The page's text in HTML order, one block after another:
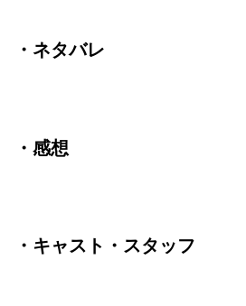
・ネタバレ
・感想
・キャスト・スタッフ